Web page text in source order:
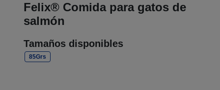
Felix® Comida para gatos de
salmón
Tamaños disponibles
85Grs